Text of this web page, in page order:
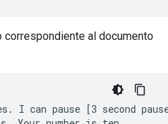
al documento
I can pause [3 second